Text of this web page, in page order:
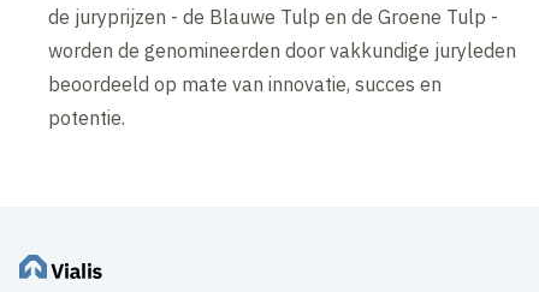
de juryprijzen - de Blauwe Tulp en de Groene Tulp -
worden de genomineerden door vakkundige juryleden
beoordeeld op mate van innovatie, succes en
potentie.